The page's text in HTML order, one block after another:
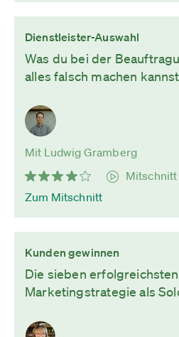
Dienstleister-Auswahl
Was du bei der
alles falsch machen kannst
Mit Ludwig Gramberg
Mitschnitt
Zum Mitschnitt
Kunden gewinnen
Die sieben
Marketingstrategie als